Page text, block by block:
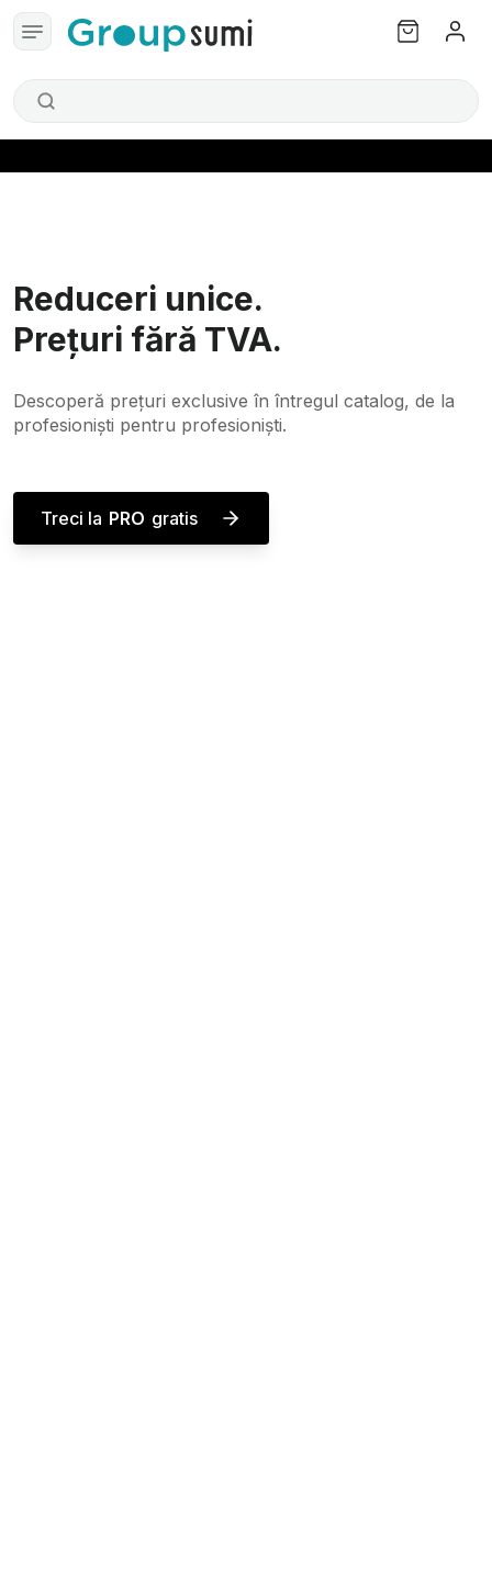
Reduceri unice.
Prețuri fără TVA.
Descoperă prețuri exclusive în întregul catalog, de la
profesioniști pentru profesioniști.
Treci la PRO gratis